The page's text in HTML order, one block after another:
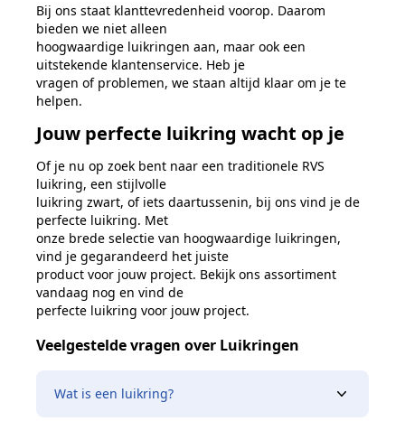
Bij ons staat klanttevredenheid voorop. Daarom
bieden we niet alleen
hoogwaardige luikringen aan, maar ook een
uitstekende klantenservice. Heb je
vragen of problemen, we staan altijd klaar om je te
helpen.
Jouw perfecte luikring wacht op je
Of je nu op zoek bent naar een traditionele RVS
luikring, een stijlvolle
luikring zwart, of iets daartussenin, bij ons vind je de
perfecte luikring. Met
onze brede selectie van hoogwaardige luikringen,
vind je gegarandeerd het juiste
product voor jouw project. Bekijk ons assortiment
vandaag nog en vind de
perfecte luikring voor jouw project.
Veelgestelde vragen over Luikringen
Wat is een luikring?